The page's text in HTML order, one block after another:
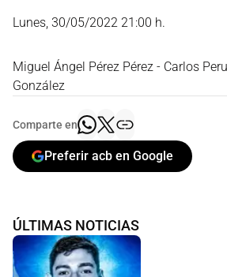
Lunes, 30/05/2022 21:00 h.
Miguel Ángel Pérez Pérez - Carlos
González
Comparte en
Preferir acb en Google
ÚLTIMAS NOTICIAS